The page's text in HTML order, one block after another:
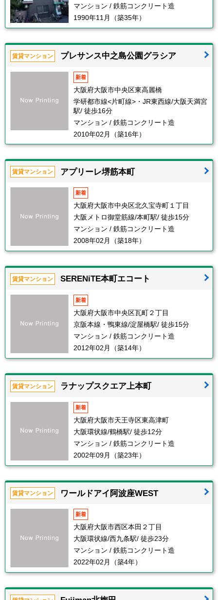
マンション / 鉄筋コンクリート造
1990年11月（築35年）
賃貸マンション プレサンス中之島公園グラシア
新着
大阪府大阪市中央区東高麗橋
学研都市線<片町線>・JR東西線/大阪天満宮
駅/ 徒歩16分
マンション / 鉄筋コンクリート造
2010年02月（築16年）
賃貸マンション アプリーレ堺筋本町
新着
大阪府大阪市中央区北久宝寺町１丁目
大阪メトロ御堂筋線/本町駅/ 徒歩15分
マンション / 鉄筋コンクリート造
2008年02月（築18年）
賃貸マンション SERENiTE本町エコート
新着
大阪府大阪市中央区瓦町２丁目
京阪本線・鴨東線/淀屋橋駅/ 徒歩15分
マンション / 鉄筋コンクリート造
2012年02月（築14年）
賃貸マンション ラナップスクエア上本町
新着
大阪府大阪市天王寺区東高津町
大阪環状線/鶴橋駅/ 徒歩12分
マンション / 鉄筋コンクリート造
2002年09月（築23年）
賃貸マンション ワールドアイ阿波座WEST
新着
大阪府大阪市西区本田２丁目
大阪環状線/西九条駅/ 徒歩23分
マンション / 鉄筋コンクリート造
2022年02月（築4年）